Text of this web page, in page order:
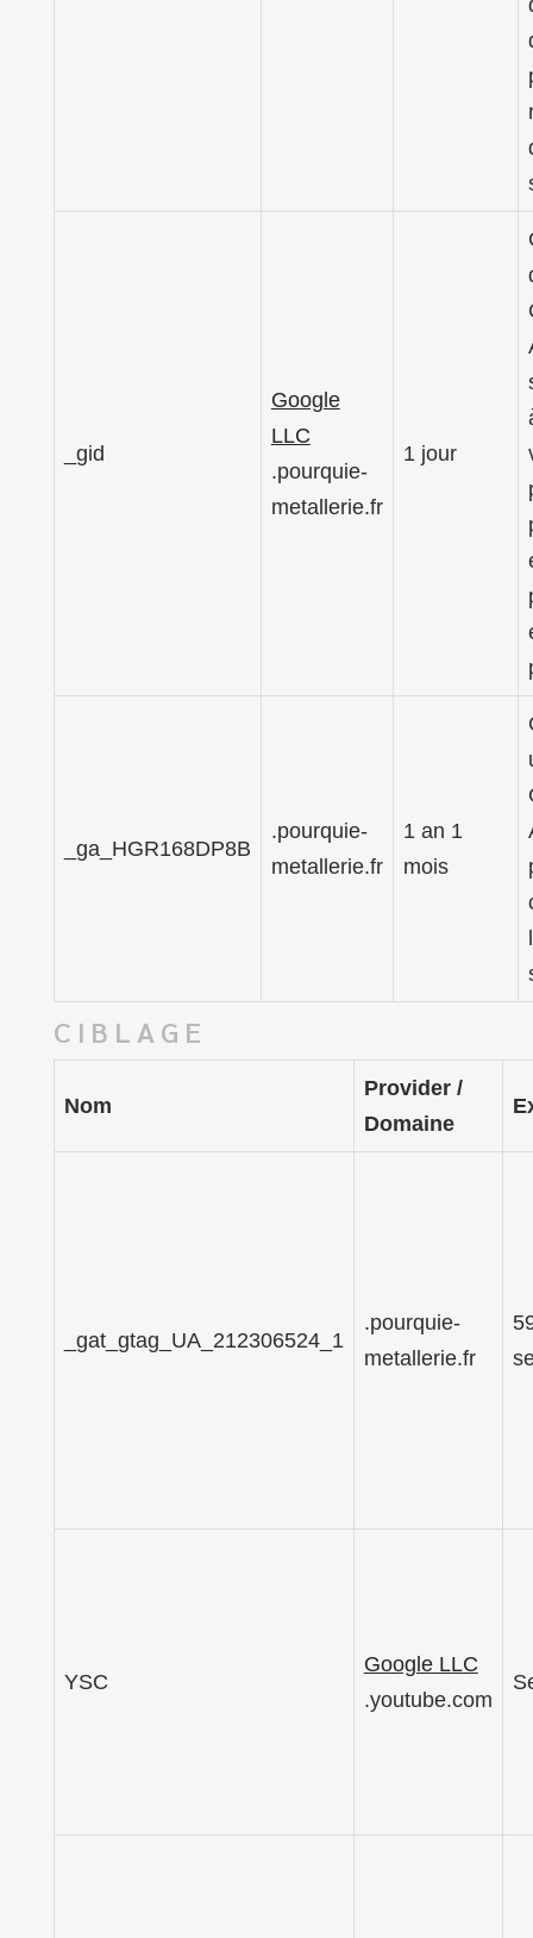
_gid
Google
LLC
.pourquie-
metallerie.fr
1 jour
_ga_HGR168DP8B
.pourquie-
metallerie.fr
1 an 1
mois
CIBLAGE
Nom
Provider /
Domaine
_gat_gtag_UA_212306524_1
.pourquie-
metallerie.fr
YSC
Google LLC
.youtube.com